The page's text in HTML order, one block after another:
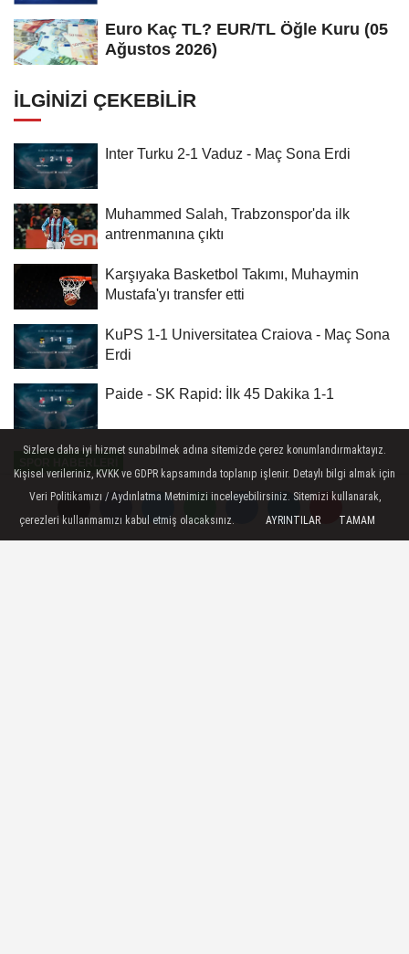
Euro Kaç TL? EUR/TL Öğle Kuru (05
Ağustos 2026)
İLGINIZI ÇEKEBILIR
Inter Turku 2-1 Vaduz - Maç Sona Erdi
Muhammed Salah, Trabzonspor'da ilk
antrenmanına çıktı
Karşıyaka Basketbol Takımı, Muhaymin
Mustafa'yı transfer etti
KuPS 1-1 Universitatea Craiova - Maç Sona
Erdi
Paide - SK Rapid: İlk 45 Dakika 1-1
Yayınlanma: 09 Temmuz 2026 - 11:03
Mardinli milli satranççı Tuana'nın
Sizlere daha iyi hizmet sunabilmek adına sitemizde çerez konumlandırmaktayız.
Kişisel verileriniz, KVKK ve GDPR kapsamında toplanıp işlenir. Detaylı bilgi almak için
Veri Politikamızı / Aydınlatma Metnimizi inceleyebilirsiniz. Sitemizi kullanarak,
çerezleri kullanmamızı kabul etmiş olacaksınız.
AYRINTILAR TAMAM